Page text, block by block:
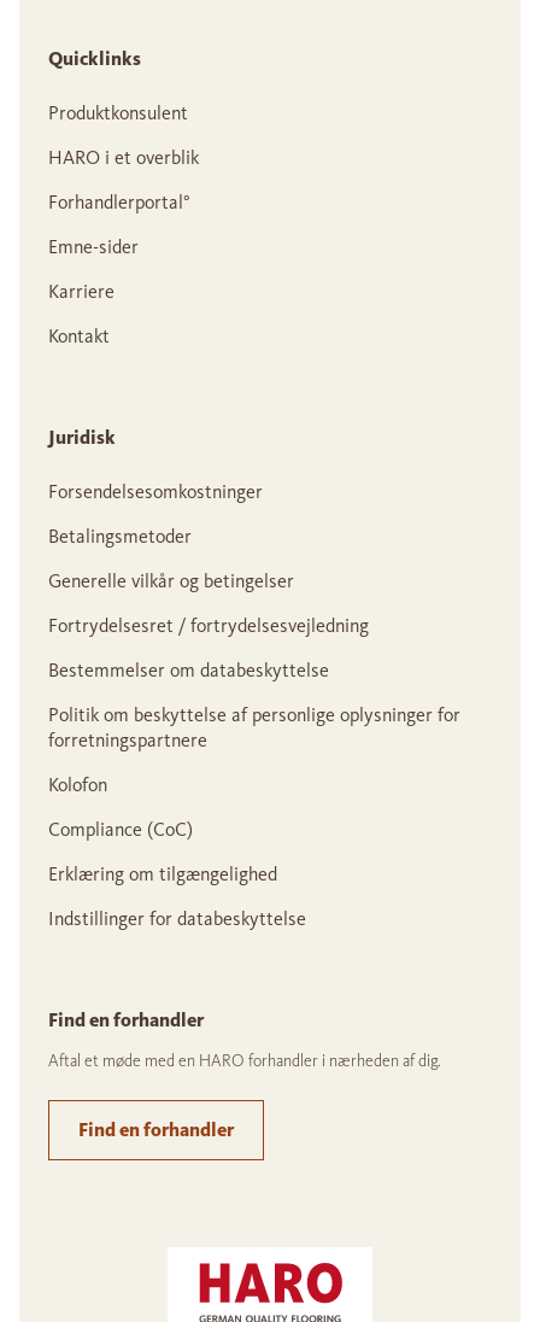
Quicklinks
Produktkonsulent
HARO i et overblik
Forhandlerportal°
Emne-sider
Karriere
Kontakt
Juridisk
Forsendelsesomkostninger
Betalingsmetoder
Generelle vilkår og betingelser
Fortrydelsesret / fortrydelsesvejledning
Bestemmelser om databeskyttelse
Politik om beskyttelse af personlige oplysninger for
forretningspartnere
Kolofon
Compliance (CoC)
Erklæring om tilgængelighed
Indstillinger for databeskyttelse
Find en forhandler
Aftal et møde med en HARO forhandler i nærheden af dig.
Find en forhandler